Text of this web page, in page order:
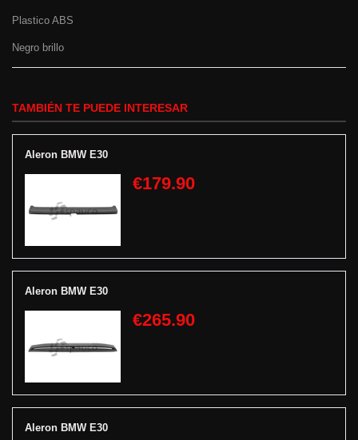
Plastico ABS
Negro brillo
TAMBIÉN TE PUEDE INTERESAR
Aleron BMW E30
€179.90
Aleron BMW E30
€265.90
Aleron BMW E30